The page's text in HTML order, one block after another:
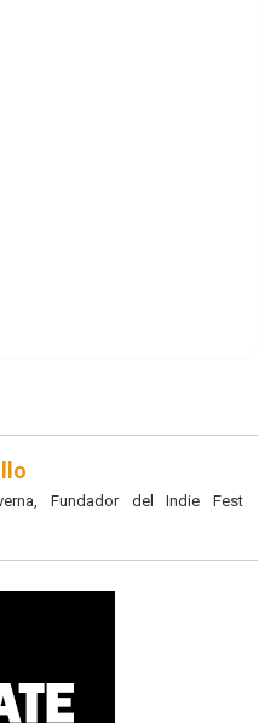
Fundador del Indie Fest